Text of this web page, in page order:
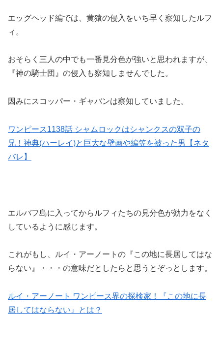
エッグヘッド編では、黄猿の侵入をいち早く察知したルフ
ィ。
おそらく三人の中でも一番見分色が強いと思われますが、
『神の騎士団』の侵入も察知しませんでした。
因みにスコッパー・ギャバンは察知していました。
ワンピース1138話 シャムロックはシャンクスの双子の
兄！神典(ハーレイ)と巨大な壁画や編笠を被った男【ネタ
バレ】
エルバフ島に入ってからルフィたちの見分色が効力をなく
しているように感じます。
これがもし、ルイ・アーノートの 『この地に長居してはな
らない』・・・の意味だとしたらと思うとぞっとします。
ルイ・アーノート ワンピース界の探検家！『この地に長
居してはならない』とは？